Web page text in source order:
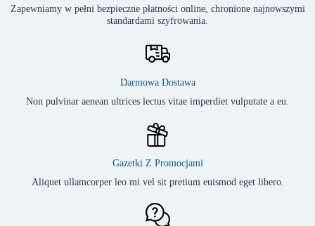
Zapewniamy w pełni bezpieczne płatności online, chronione najnowszymi
standardami szyfrowania.
Darmowa Dostawa
Non pulvinar aenean ultrices lectus vitae imperdiet vulputate a eu.
Gazetki Z Promocjami
Aliquet ullamcorper leo mi vel sit pretium euismod eget libero.